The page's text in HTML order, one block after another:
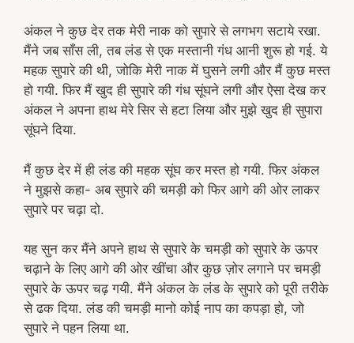
अंकल ने कुछ देर तक मेरी नाक को सुपारे से लगभग सटाये रखा.
मैंने जब साँस ली, तब लंड से एक मस्तानी गंध आनी शुरू हो गई. ये
महक सुपारे की थी, जोकि मेरी नाक में घुसने लगी और मैं कुछ मस्त
हो गयी. फिर मैं खुद ही सुपारे की गंध सूंघने लगी और ऐसा देख कर
अंकल ने अपना हाथ मेरे सिर से हटा लिया और मुझे खुद ही सुपारा
सूंघने दिया.
मैं कुछ देर में ही लंड की महक सूंघ कर मस्त हो गयी. फिर अंकल
ने मुझसे कहा- अब सुपारे की चमड़ी को फिर आगे की ओर लाकर
सुपारे पर चढ़ा दो.
यह सुन कर मैंने अपने हाथ से सुपारे के चमड़ी को सुपारे के ऊपर
चढ़ाने के लिए आगे की ओर खींचा और कुछ ज़ोर लगाने पर चमड़ी
सुपारे के ऊपर चढ़ गयी. मैंने अंकल के लंड के सुपारे को पूरी तरीके
से ढक दिया. लंड की चमड़ी मानो कोई नाप का कपड़ा हो, जो
सुपारे ने पहन लिया था.